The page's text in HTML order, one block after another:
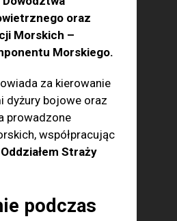
oraz
Morskich –
Morskiego.
za kierowanie
dyżury bojowe oraz
prowadzone
współpracując
Straży
podczas